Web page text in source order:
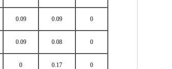
0.09 0.09 0
0.09 0.08 0
0 0.17 0